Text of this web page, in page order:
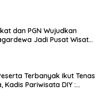
dan PGN Wujudkan
Jadi Pusat Wisata
Terbanyak Ikut Tenas
Kadis Pariwisata DIY :